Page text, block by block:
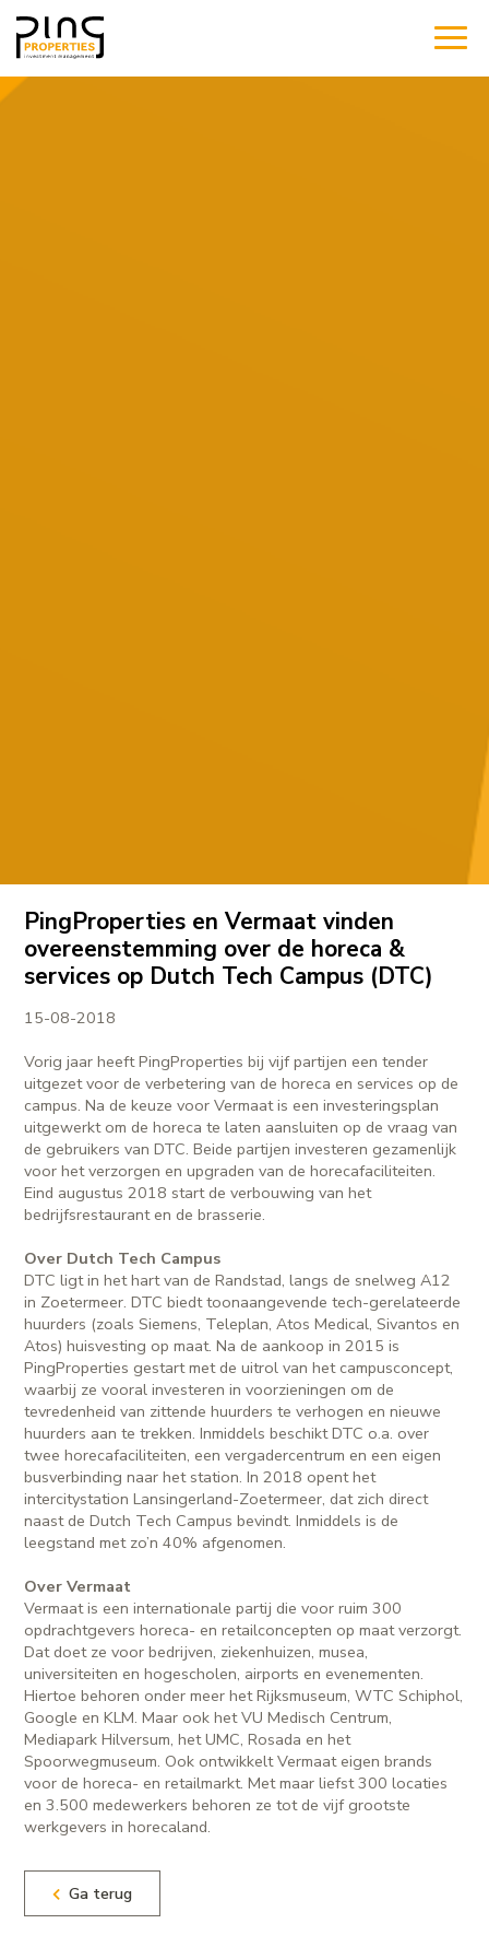
PingProperties en Vermaat vinden
overeenstemming over de horeca &
services op Dutch Tech Campus (DTC)
15-08-2018
Vorig jaar heeft PingProperties bij vijf partijen een tender
uitgezet voor de verbetering van de horeca en services op de
campus. Na de keuze voor Vermaat is een investeringsplan
uitgewerkt om de horeca te laten aansluiten op de vraag van
de gebruikers van DTC. Beide partijen investeren gezamenlijk
voor het verzorgen en upgraden van de horecafaciliteiten.
Eind augustus 2018 start de verbouwing van het
bedrijfsrestaurant en de brasserie.
Over Dutch Tech Campus
DTC ligt in het hart van de Randstad, langs de snelweg A12
in Zoetermeer. DTC biedt toonaangevende tech-gerelateerde
huurders (zoals Siemens, Teleplan, Atos Medical, Sivantos en
Atos) huisvesting op maat. Na de aankoop in 2015 is
PingProperties gestart met de uitrol van het campusconcept,
waarbij ze vooral investeren in voorzieningen om de
tevredenheid van zittende huurders te verhogen en nieuwe
huurders aan te trekken. Inmiddels beschikt DTC o.a. over
twee horecafaciliteiten, een vergadercentrum en een eigen
busverbinding naar het station. In 2018 opent het
intercitystation Lansingerland-Zoetermeer, dat zich direct
naast de Dutch Tech Campus bevindt. Inmiddels is de
leegstand met zo’n 40% afgenomen.
Over Vermaat
Vermaat is een internationale partij die voor ruim 300
opdrachtgevers horeca- en retailconcepten op maat verzorgt.
Dat doet ze voor bedrijven, ziekenhuizen, musea,
universiteiten en hogescholen, airports en evenementen.
Hiertoe behoren onder meer het Rijksmuseum, WTC Schiphol,
Google en KLM. Maar ook het VU Medisch Centrum,
Mediapark Hilversum, het UMC, Rosada en het
Spoorwegmuseum. Ook ontwikkelt Vermaat eigen brands
voor de horeca- en retailmarkt. Met maar liefst 300 locaties
en 3.500 medewerkers behoren ze tot de vijf grootste
werkgevers in horecaland.
Ga terug